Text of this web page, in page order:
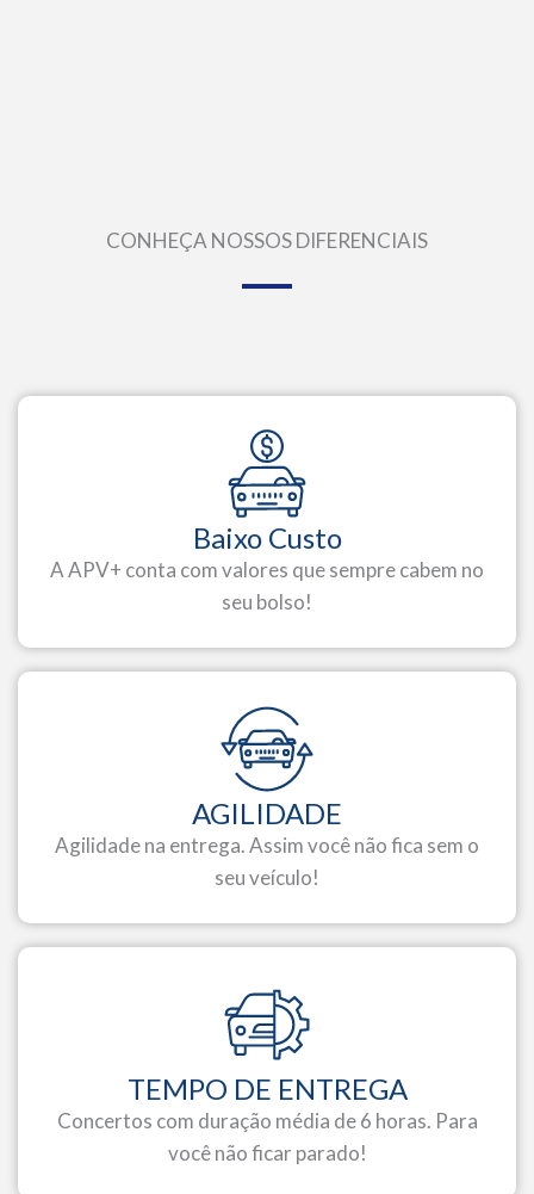
CONHEÇA NOSSOS DIFERENCIAIS
Baixo Custo
A APV+ conta com valores que sempre cabem no
seu bolso!
AGILIDADE
Agilidade na entrega. Assim você não fica sem o
seu veículo!
TEMPO DE ENTREGA
Concertos com duração média de 6 horas. Para
você não ficar parado!